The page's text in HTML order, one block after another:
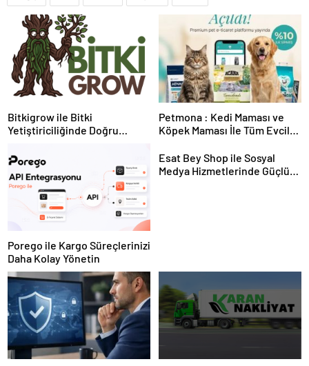
Bitkigrow ile Bitki
Yetiştiriciliğinde Doğru
Petmona : Kedi Maması ve
Köpek Maması İle Tüm Evcil
Porego ile Kargo Süreçlerinizi
Daha Kolay Yönetin
Esat Bey Shop ile Sosyal
Medya Hizmetlerinde Güçlü